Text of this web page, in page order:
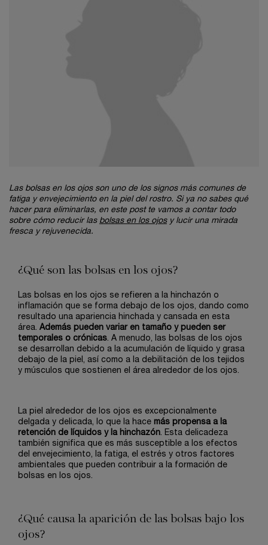
Las bolsas en los ojos son uno de los signos más comunes de
fatiga y envejecimiento en la piel del rostro. Si ya no sabes qué
hacer para eliminarlas, en este post te vamos a contar todo
sobre cómo reducir las bolsas en los ojosy lucir una mirada
fresca y rejuvenecida.
¿Qué son las bolsas en los ojos?
Las bolsas en los ojos se refieren a la hinchazón o
inflamación que se forma debajo de los ojos, dando como
resultado una apariencia hinchada y cansada en esta
área. Además pueden variar en tamaño y pueden ser
temporales o crónicas . A menudo, las bolsas de los ojos
se desarrollan debido a la acumulación de líquido y grasa
debajo de la piel, así como a la debilitación de los tejidos
y músculos que sostienen el área alrededor de los ojos.
La piel alrededor de los ojos es excepcionalmente
delgada y delicada, lo que la hace más propensa a la
retención de líquidos y la hinchazón . Esta delicadeza
también significa que es más susceptible a los efectos
del envejecimiento, la fatiga, el estrés y otros factores
ambientales que pueden contribuir a la formación de
bolsas en los ojos.
¿Qué causa la aparición de las bolsas bajo los
ojos?